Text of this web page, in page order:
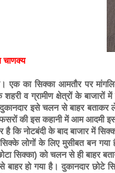
एक का सिक्का आमतौर पर
व ग्रामीण क्षेत्रों के
इसे चलन से बाहर बताकर
की इस कहानी में आम आदमी
है कि नोटबंदी के बाद बाजार में
लोगों के लिए मुसीबत बन
सिक्का) को चलन से ही बाहर
बाहर हो गया है। दुकानदार